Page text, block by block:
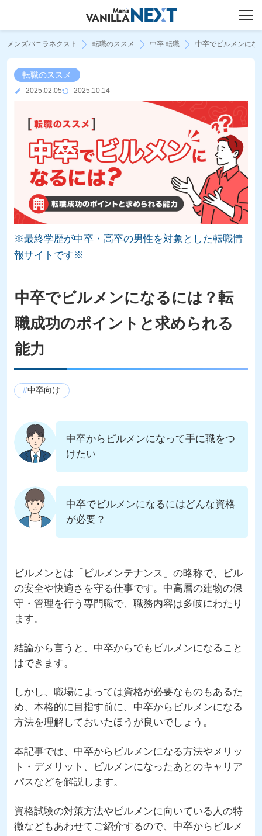
メンズバニラネクスト 転職のススメ 中卒 転職 中卒でビルメン​にな
転職のススメ
2025.02.05 2025.10.14
※最終学歴が中卒・高卒の男性を対象とした転職情
報サイトです※
中卒でビルメン​になるには？転
職成功のポイントと求められる
能力
中卒向け
中卒からビルメンになって手に職をつ
けたい
中卒でビルメンになるにはどんな資格
が必要？
ビルメンとは「ビルメンテナンス」の略称で、ビル
の安全や快適さを守る仕事です。中高層の建物の保
守・管理を行う専門職で、職務内容は多岐にわたり
ます。
結論から言うと、中卒からでもビルメンになること
はできます。
しかし、職場によっては資格が必要なものもあるた
め、本格的に目指す前に、中卒からビルメンになる
方法を理解しておいたほうが良いでしょう。
本記事では、中卒からビルメンになる方法やメリッ
ト・デメリット、ビルメンになったあとのキャリア
パスなどを解説します。
資格試験の対策方法やビルメンに向いている人の特
徴などもあわせてご紹介するので、中卒からビルメ